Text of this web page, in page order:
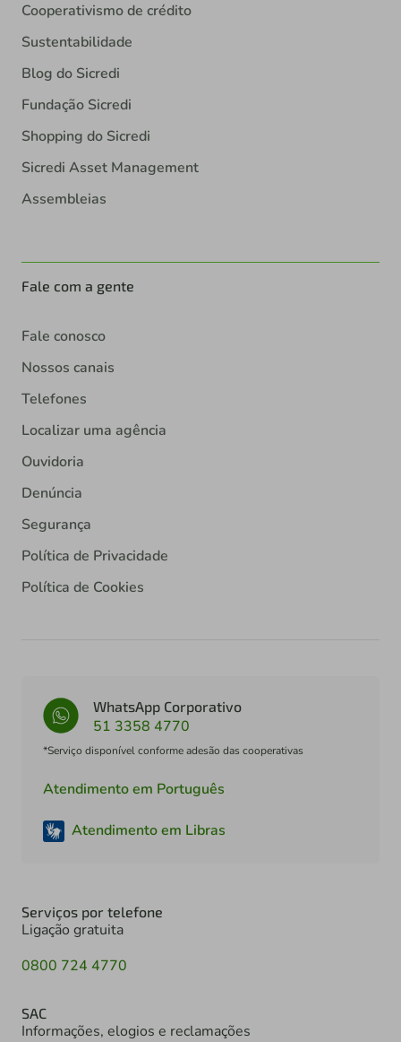
Cooperativismo de crédito
Sustentabilidade
Blog do Sicredi
Fundação Sicredi
Shopping do Sicredi
Sicredi Asset Management
Assembleias
Fale com a gente
Fale conosco
Nossos canais
Telefones
Localizar uma agência
Ouvidoria
Denúncia
Segurança
Política de Privacidade
Política de Cookies
WhatsApp Corporativo
51 3358 4770
*Serviço disponível conforme adesão das cooperativas
Atendimento em Português
Atendimento em Libras
Serviços por telefone
Ligação gratuita
0800 724 4770
SAC
Informações, elogios e reclamações